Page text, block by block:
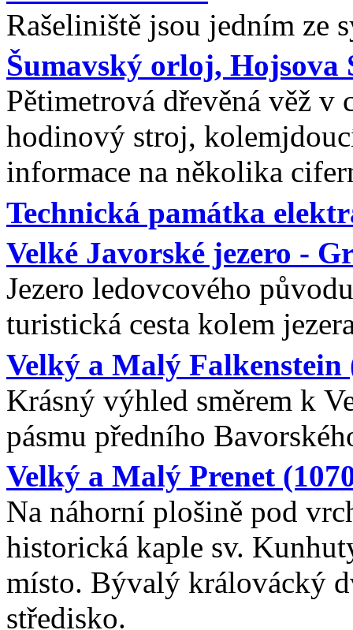
Rašeliniště jsou jedním ze
Šumavský orloj, Hojsova
Pětimetrová dřevěná věž v
hodinový stroj,
informace na několika
Technická památka
Velké Javorské jezero -
Jezero ledovcového
turistická cesta kolem
Velký a Malý Falkenstein
Krásný výhled směrem k
pásmu předního
Velký a Malý Prenet
Na náhorní plošině pod
historická kaple sv.
místo. Bývalý královácký
středisko.